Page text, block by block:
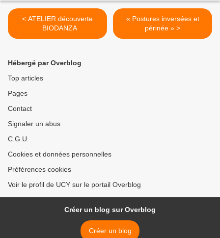
< ATELIER découverte
BIODANZA
« Postures inversées et
périnée » >
Hébergé par Overblog
Top articles
Pages
Contact
Signaler un abus
C.G.U.
Cookies et données personnelles
Préférences cookies
Voir le profil de UCY sur le portail Overblog
Créer un blog sur Overblog
Créer un blog